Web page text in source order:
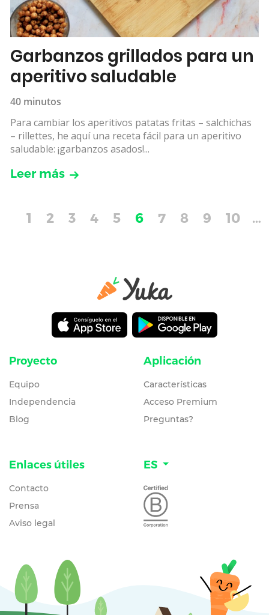
Garbanzos grillados para un
aperitivo saludable
40 minutos
Para cambiar los aperitivos patatas fritas – salchichas
– rillettes, he aquí una receta fácil para un aperitivo
saludable: ¡garbanzos asados!...
Leer más
1 2 3 4 5 6 7 8 9 10 …
Proyecto
Equipo
Independencia
Blog
Aplicación
Características
Acceso Premium
Preguntas?
Enlaces útiles
Contacto
Prensa
Aviso legal
ES